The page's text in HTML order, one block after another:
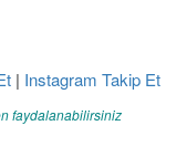
| Instagram Takip Et
faydalanabilirsiniz